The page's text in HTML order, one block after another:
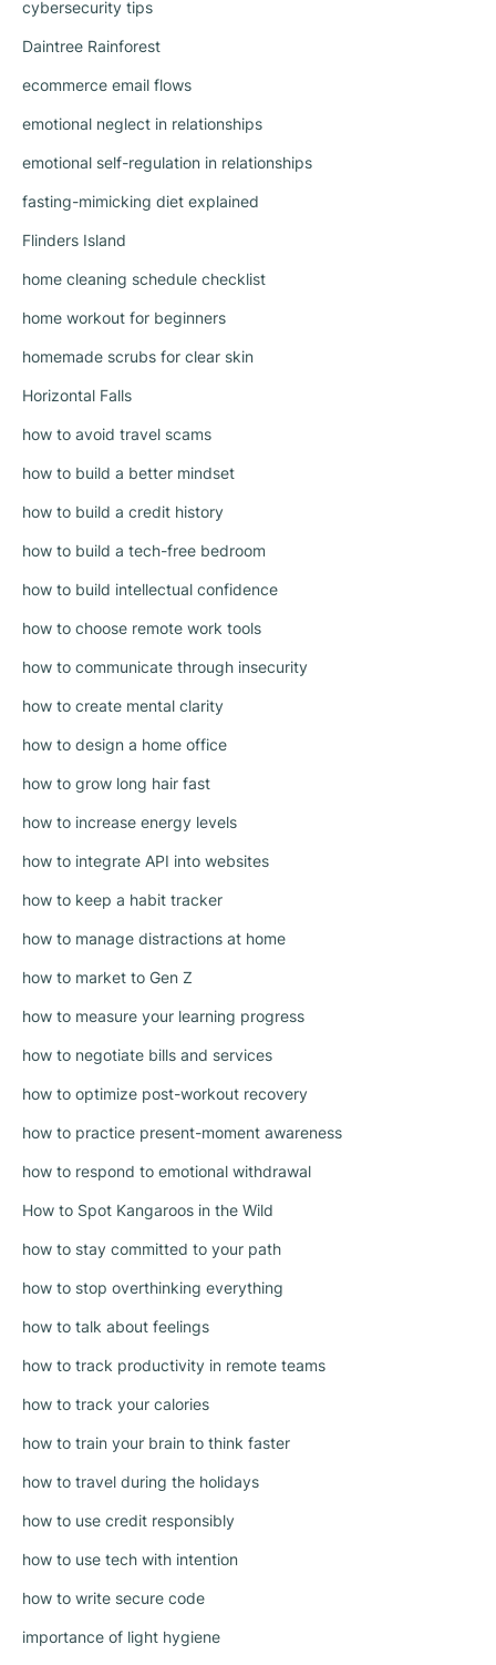
cybersecurity tips
Daintree Rainforest
ecommerce email flows
emotional neglect in relationships
emotional self-regulation in relationships
fasting-mimicking diet explained
Flinders Island
home cleaning schedule checklist
home workout for beginners
homemade scrubs for clear skin
Horizontal Falls
how to avoid travel scams
how to build a better mindset
how to build a credit history
how to build a tech-free bedroom
how to build intellectual confidence
how to choose remote work tools
how to communicate through insecurity
how to create mental clarity
how to design a home office
how to grow long hair fast
how to increase energy levels
how to integrate API into websites
how to keep a habit tracker
how to manage distractions at home
how to market to Gen Z
how to measure your learning progress
how to negotiate bills and services
how to optimize post-workout recovery
how to practice present-moment awareness
how to respond to emotional withdrawal
How to Spot Kangaroos in the Wild
how to stay committed to your path
how to stop overthinking everything
how to talk about feelings
how to track productivity in remote teams
how to track your calories
how to train your brain to think faster
how to travel during the holidays
how to use credit responsibly
how to use tech with intention
how to write secure code
importance of light hygiene